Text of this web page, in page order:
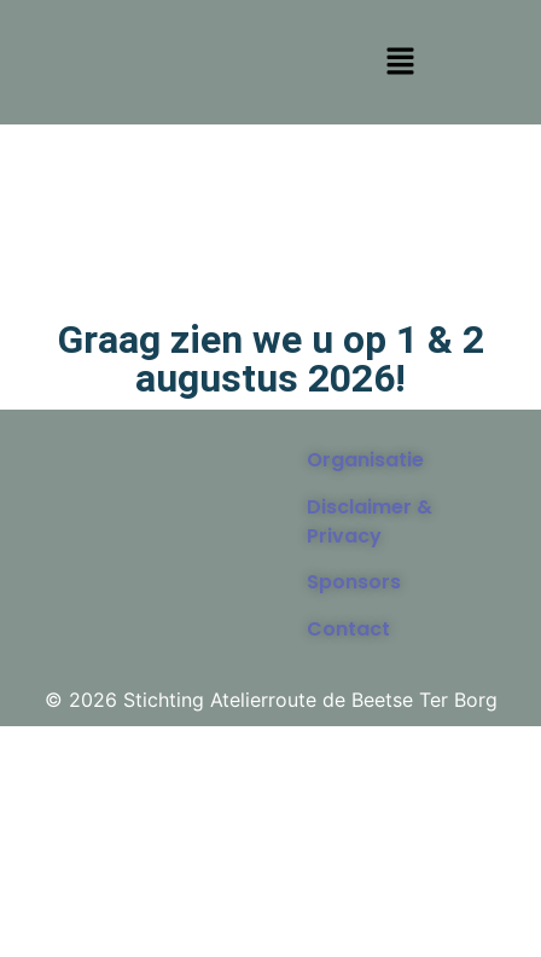
Graag zien we u op 1 & 2
augustus 2026!
© 2026 Stichting Atelierroute de Beetse Ter Borg
Organisatie
Disclaimer &
Privacy
Sponsors
Contact